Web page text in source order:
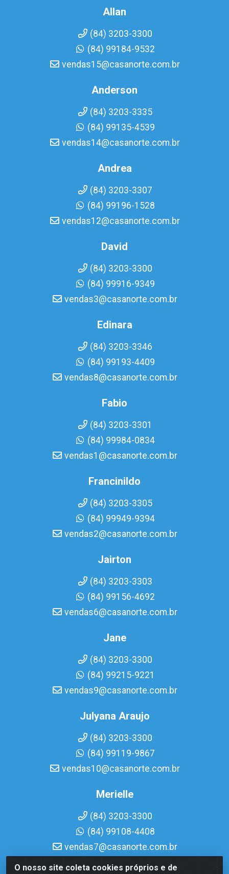
O nosso site coleta cookies próprios e de
Allan
(84) 3203-3300
(84) 99184-9532
vendas15@casanorte.com.br
Anderson
(84) 3203-3335
(84) 99135-4539
vendas14@casanorte.com.br
Andrea
(84) 3203-3307
(84) 99196-1528
vendas12@casanorte.com.br
David
(84) 3203-3300
(84) 99916-9349
vendas3@casanorte.com.br
Edinara
(84) 3203-3346
(84) 99193-4409
vendas8@casanorte.com.br
Fabio
(84) 3203-3301
(84) 99984-0834
vendas1@casanorte.com.br
Francinildo
(84) 3203-3305
(84) 99949-9394
vendas2@casanorte.com.br
Jairton
(84) 3203-3303
(84) 99156-4692
vendas6@casanorte.com.br
Jane
(84) 3203-3300
(84) 99215-9221
vendas9@casanorte.com.br
Julyana Araujo
(84) 3203-3300
(84) 99119-9867
vendas10@casanorte.com.br
Merielle
(84) 3203-3300
(84) 99108-4408
vendas7@casanorte.com.br